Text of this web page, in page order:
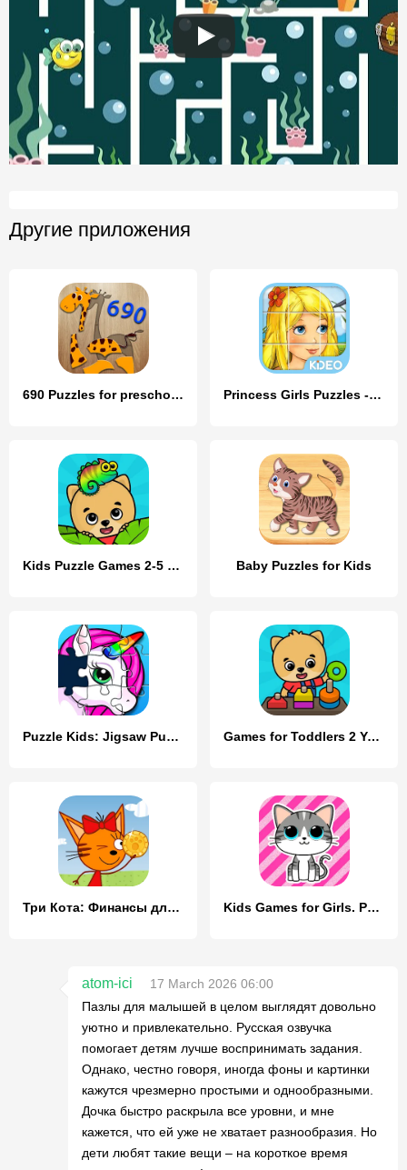
Другие приложения
690 Puzzles for preschool kids Princess Girls Puzzles - Kids
Kids Puzzle Games 2-5 years Baby Puzzles for Kids
Puzzle Kids: Jigsaw Puzzles Games for Toddlers 2 Years Old
Три Кота: Финансы для Детей Kids Games for Girls. Puzzles
atom-ici
17 March 2026 06:00
Пазлы для малышей в целом выглядят довольно
уютно и привлекательно. Русская озвучка
помогает детям лучше воспринимать задания.
Однако, честно говоря, иногда фоны и картинки
кажутся чрезмерно простыми и однообразными.
Дочка быстро раскрыла все уровни, и мне
кажется, что ей уже не хватает разнообразия. Но
дети любят такие вещи – на короткое время